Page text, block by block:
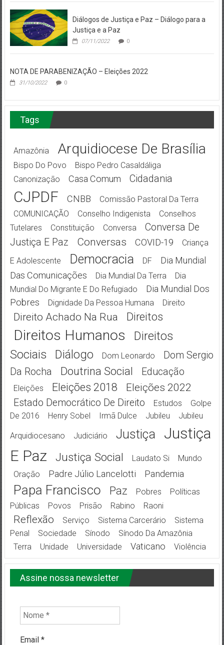
Diálogos de Justiça e Paz – Diálogo para a
Justiça e a Paz
07/11/2022 0
NOTA DE PARABENIZAÇÃO – Eleições 2022
31/10/2022 0
Tags
Amazônia Arquidiocese De Brasília
Bispo Do Povo
Bispo Pedro Casaldáliga
Canonização
Casa Comum Cidadania
CJPDF CNBB
Comissão Pastoral Da Terra
COMUNICAÇÃO
Conselho Indigenista
Conselhos
Tutelares
Constituição Conversa
Conversa De
Justiça E Paz
Conversas COVID-19
Criança
E Adolescente
Democracia DF
Dia Mundial
Das Comunicações
Dia Mundial Da Terra
Dia
Mundial Do Migrante E Do Refugiado
Dia Mundial Dos
Pobres
Dignidade Da Pessoa Humana Direito
Direito Achado Na Rua Direitos
Direitos Humanos
Direitos
Sociais
Diálogo Dom Leonardo
Dom Sergio
Da Rocha
Doutrina Social Educação
Eleições Eleições 2018 Eleições 2022
Estado Democrático De Direito Estudos
Golpe
De 2016
Henry Sobel Irmã Dulce Jubileu Jubileu
Arquidiocesano Judiciário Justiça
Justiça
E Paz
Justiça Social Laudato Si
Mundo
Oração
Padre Júlio Lancelotti Pandemia
Papa Francisco Paz Pobres
Políticas
Públicas
Povos Prisão Rabino Raoni
Reflexão Serviço Sistema Carcerário
Sistema
Penal
Sociedade Sínodo
Sínodo Da Amazônia
Terra
Unidade Universidade Vaticano Violência
Assine nossa newsletter
Email *